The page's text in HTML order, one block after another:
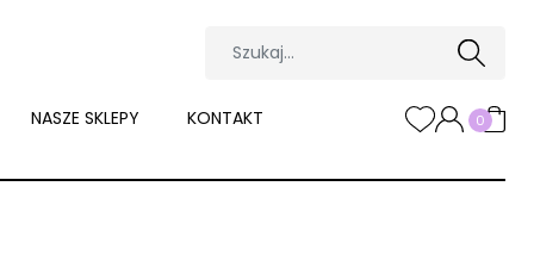
NASZE SKLEPY KONTAKT 0